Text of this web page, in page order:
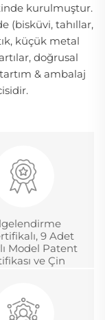
kurulmuştur.
(bisküvi, tahıllar,
küçük metal
doğrusal
& ambalaj
9 Adet
Model Patent
ve Çin